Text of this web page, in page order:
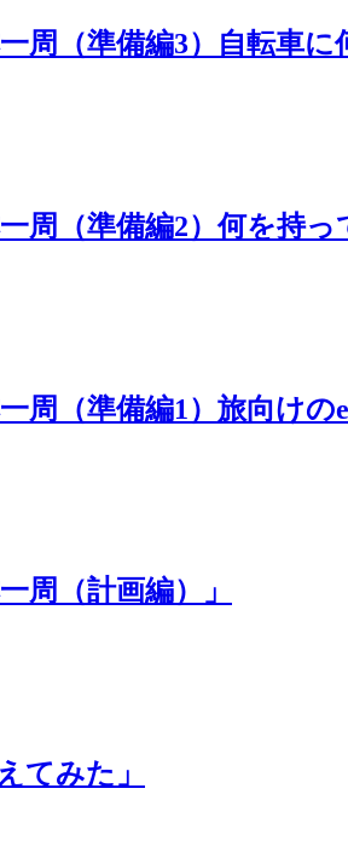
周（準備編3）自転車に
周（準備編2）何を持っ
周（準備編1）旅向けの
周（計画編）」
てみた」